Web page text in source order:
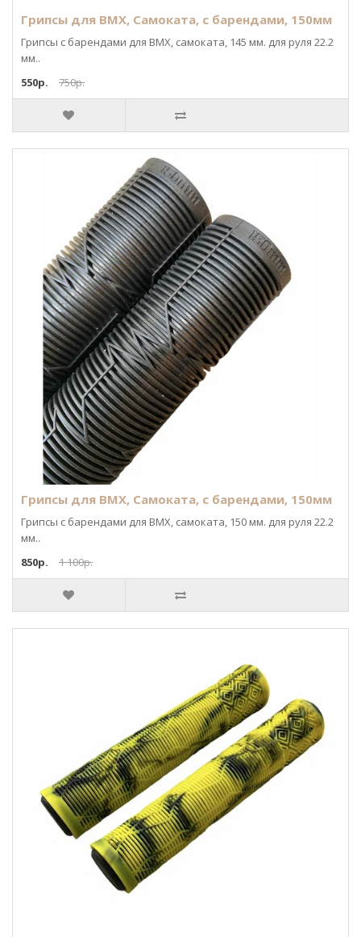
Грипсы для BMX, Самоката, с барендами, 150мм
Грипсы с барендами для BMX, самоката, 145 мм. для руля 22.2
мм..
550р.
750р.
Грипсы для BMX, Самоката, с барендами, 150мм
Грипсы с барендами для BMX, самоката, 150 мм. для руля 22.2
мм..
850р.
1 100р.